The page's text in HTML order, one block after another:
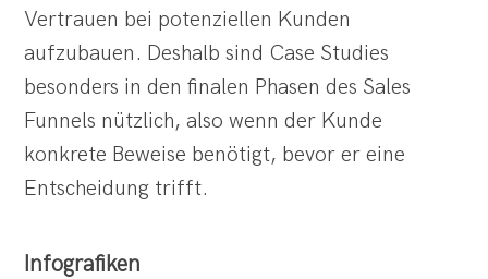
Vertrauen bei potenziellen Kunden
aufzubauen. Deshalb sind Case Studies
besonders in den finalen Phasen des Sales
Funnels nützlich, also wenn der Kunde
konkrete Beweise benötigt, bevor er eine
Entscheidung trifft.
Infografiken